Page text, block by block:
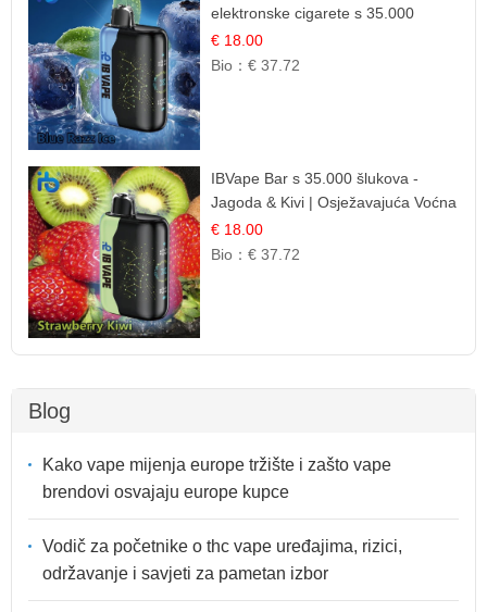
elektronske cigarete s 35.000
šlukova | IBVape
€ 18.00
Bio：€ 37.72
IBVape Bar s 35.000 šlukova -
Jagoda & Kivi | Osježavajuća Voćna
Mješavina
€ 18.00
Bio：€ 37.72
Blog
Kako vape mijenja europe tržište i zašto vape
brendovi osvajaju europe kupce
Vodič za početnike o thc vape uređajima, rizici,
održavanje i savjeti za pametan izbor